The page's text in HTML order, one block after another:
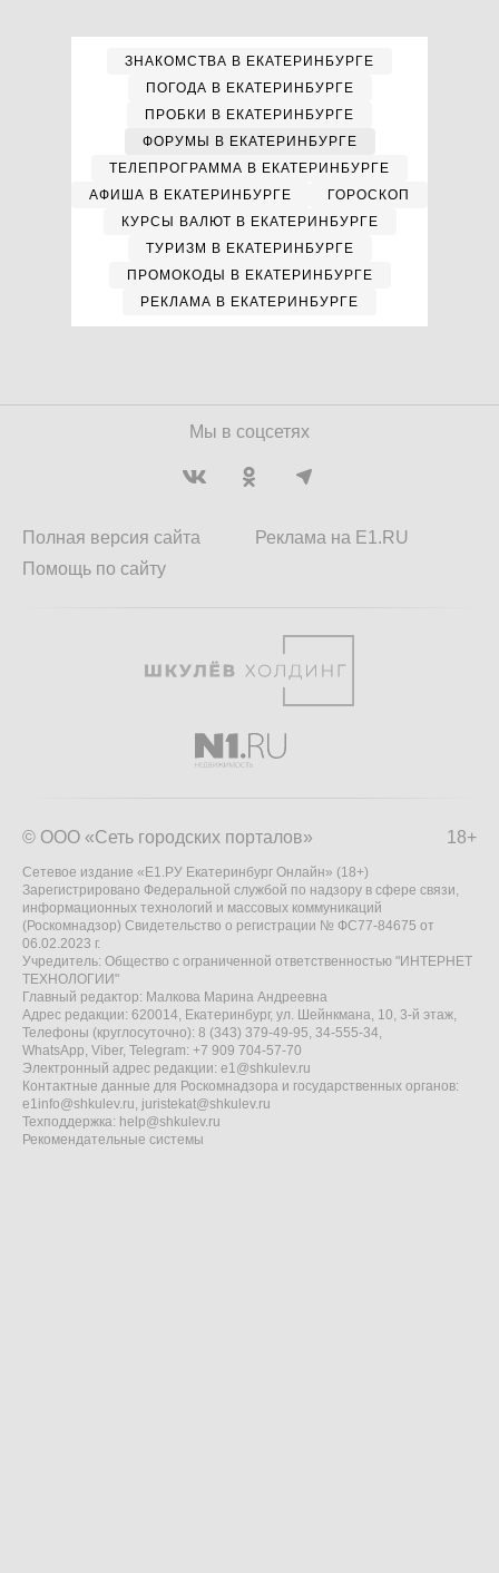
ЗНАКОМСТВА В ЕКАТЕРИНБУРГЕ
ПОГОДА В ЕКАТЕРИНБУРГЕ
ПРОБКИ В ЕКАТЕРИНБУРГЕ
ФОРУМЫ В ЕКАТЕРИНБУРГЕ
ТЕЛЕПРОГРАММА В ЕКАТЕРИНБУРГЕ
АФИША В ЕКАТЕРИНБУРГЕ
ГОРОСКОП
КУРСЫ ВАЛЮТ В ЕКАТЕРИНБУРГЕ
ТУРИЗМ В ЕКАТЕРИНБУРГЕ
ПРОМОКОДЫ В ЕКАТЕРИНБУРГЕ
РЕКЛАМА В ЕКАТЕРИНБУРГЕ
Мы в соцсетях
Полная версия сайта
Помощь по сайту
Реклама на E1.RU
18+
© ООО «Сеть городских порталов»
Сетевое издание «Е1.РУ Екатеринбург Онлайн» (18+)
Зарегистрировано Федеральной службой по надзору в сфере связи,
информационных технологий и массовых коммуникаций
(Роскомнадзор) Свидетельство о регистрации № ФС77-84675 от
06.02.2023 г.
Учредитель: Общество с ограниченной ответственностью "ИНТЕРНЕТ
ТЕХНОЛОГИИ"
Главный редактор: Малкова Марина Андреевна
Адрес редакции: 620014, Екатеринбург, ул. Шейнкмана, 10, 3-й этаж,
Телефоны (круглосуточно): 8 (343) 379-49-95, 34-555-34,
WhatsApp, Viber, Telegram: +7 909 704-57-70
Электронный адрес редакции: e1@shkulev.ru
Контактные данные для Роскомнадзора и государственных органов:
e1info@shkulev.ru, juristekat@shkulev.ru
Техподдержка: help@shkulev.ru
Рекомендательные системы